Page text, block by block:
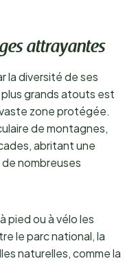
attrayantes
la diversité de ses
grands atouts est
zone protégée.
de montagnes,
abritant une
nombreuses
pied ou à vélo les
le parc national, la
naturelles, comme la